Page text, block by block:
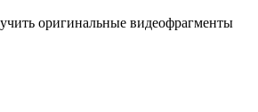
оригинальные видеофрагменты